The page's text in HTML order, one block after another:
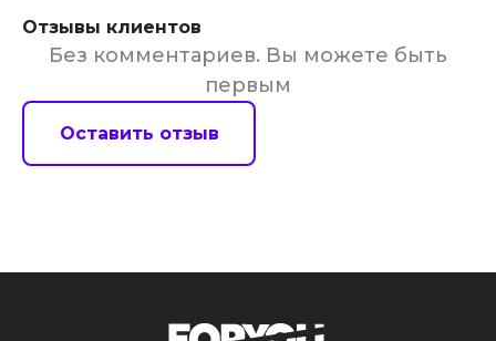
Отзывы клиентов
Без комментариев. Вы можете быть
первым
Оставить отзыв